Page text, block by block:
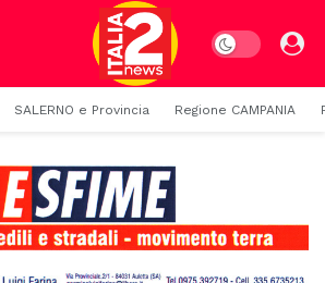
Dark mode
SALERNO e Provincia Regione CAMPANIA